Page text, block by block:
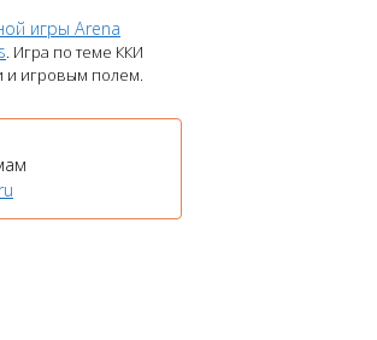
игры Arena
. Игра по теме ККИ
и игровым полем.